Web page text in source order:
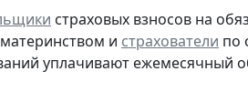
страховых взносов на
и страхователи по
уплачивают ежемесячный